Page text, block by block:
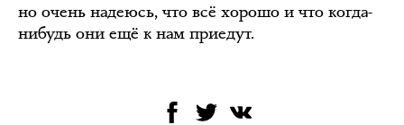
но очень надеюсь, что всё хорошо и что когда-
нибудь они ещё к нам приедут.